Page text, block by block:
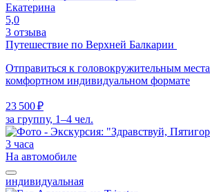
Екатерина
5,0
3 отзыва
Путешествие по Верхней Балкарии
Отправиться к головокружительным
комфортном индивидуальном формате
23 500 ₽
за группу, 1–4 чел.
3 часа
На автомобиле
индивидуальная